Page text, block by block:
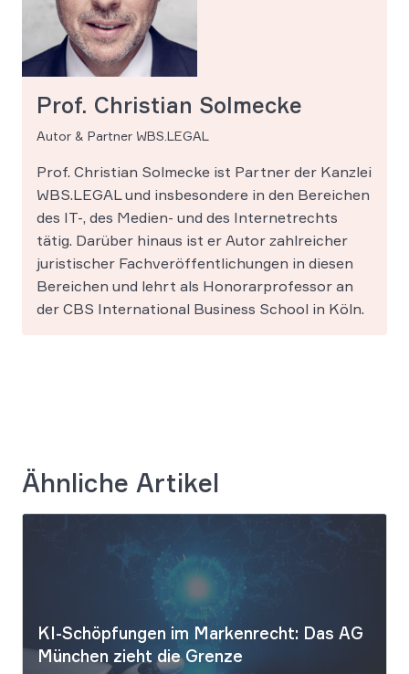
Prof. Christian Solmecke
Autor & Partner WBS.LEGAL
Prof. Christian Solmecke ist Partner der Kanzlei
WBS.LEGAL und insbesondere in den Bereichen
des IT-, des Medien- und des Internetrechts
tätig. Darüber hinaus ist er Autor zahlreicher
juristischer Fachveröffentlichungen in diesen
Bereichen und lehrt als Honorarprofessor an
der CBS International Business School in Köln.
Ähnliche Artikel
KI-Schöpfungen im Markenrecht: Das AG
München zieht die Grenze